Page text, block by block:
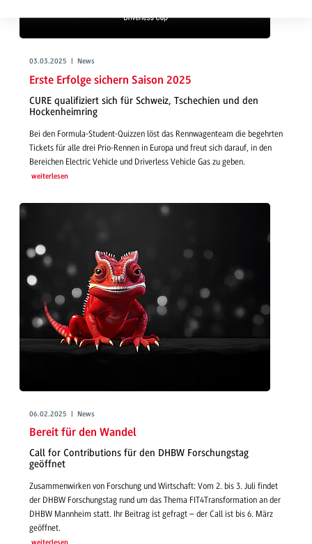
03.03.2025 | News
Erste Erfolge sichern Saison 2025
CURE qualifiziert sich für Schweiz, Tschechien und den
Hockenheimring
Bei den Formula-Student-Quizzen löst das Rennwagenteam die begehrten
Tickets für alle drei Prio-Rennen in Europa und freut sich darauf, in den
Bereichen Electric Vehicle und Driverless Vehicle Gas zu geben.
weiterlesen
06.02.2025 | News
Bereit für den Wandel
Call for Contributions für den DHBW Forschungstag
geöffnet
Zusammenwirken von Forschung und Wirtschaft: Vom 2. bis 3. Juli findet
der DHBW Forschungstag rund um das Thema FIT4Transformation an der
DHBW Mannheim statt. Ihr Beitrag ist gefragt – der Call ist bis 6. März
geöffnet.